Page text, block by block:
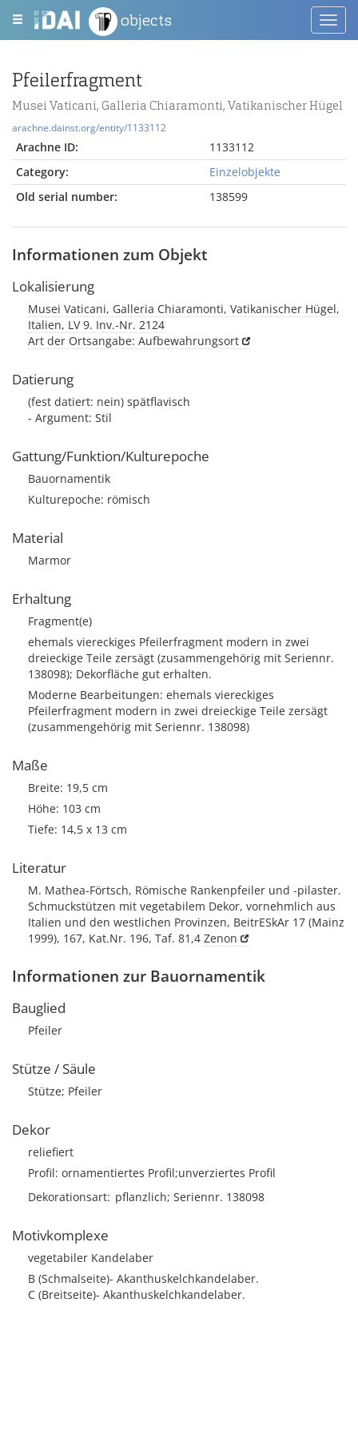
objects
Pfeilerfragment
Musei Vaticani, Galleria Chiaramonti, Vatikanischer Hügel
arachne.dainst.org/entity/1133112
Arachne ID:
1133112
Category:
Einzelobjekte
Old serial number:
138599
Informationen zum Objekt
Lokalisierung
Musei Vaticani, Galleria Chiaramonti, Vatikanischer Hügel,
Italien, LV 9. Inv.-Nr. 2124
Art der Ortsangabe: Aufbewahrungsort
Datierung
(fest datiert: nein) spätflavisch
- Argument: Stil
Gattung/Funktion/Kulturepoche
Bauornamentik
Kulturepoche: römisch
Material
Marmor
Erhaltung
Fragment(e)
ehemals viereckiges Pfeilerfragment modern in zwei
dreieckige Teile zersägt (zusammengehörig mit Seriennr.
138098); Dekorfläche gut erhalten.
Moderne Bearbeitungen: ehemals viereckiges
Pfeilerfragment modern in zwei dreieckige Teile zersägt
(zusammengehörig mit Seriennr. 138098)
Maße
Breite: 19,5 cm
Höhe: 103 cm
Tiefe: 14,5 x 13 cm
Literatur
M. Mathea-Förtsch, Römische Rankenpfeiler und -pilaster.
Schmuckstützen mit vegetabilem Dekor, vornehmlich aus
Italien und den westlichen Provinzen, BeitrESkAr 17 (Mainz
1999), 167, Kat.Nr. 196, Taf. 81,4 Zenon
Informationen zur Bauornamentik
Bauglied
Pfeiler
Stütze / Säule
Stütze; Pfeiler
Dekor
reliefiert
Profil: ornamentiertes Profil;unverziertes Profil
Dekorationsart pflanzlich; Seriennr. 138098
Motivkomplexe
vegetabiler Kandelaber
B (Schmalseite)- Akanthuskelchkandelaber.
C (Breitseite)- Akanthuskelchkandelaber.